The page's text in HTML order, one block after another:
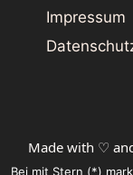
Impressum
Made with ♡
Bei mit Stern (*)